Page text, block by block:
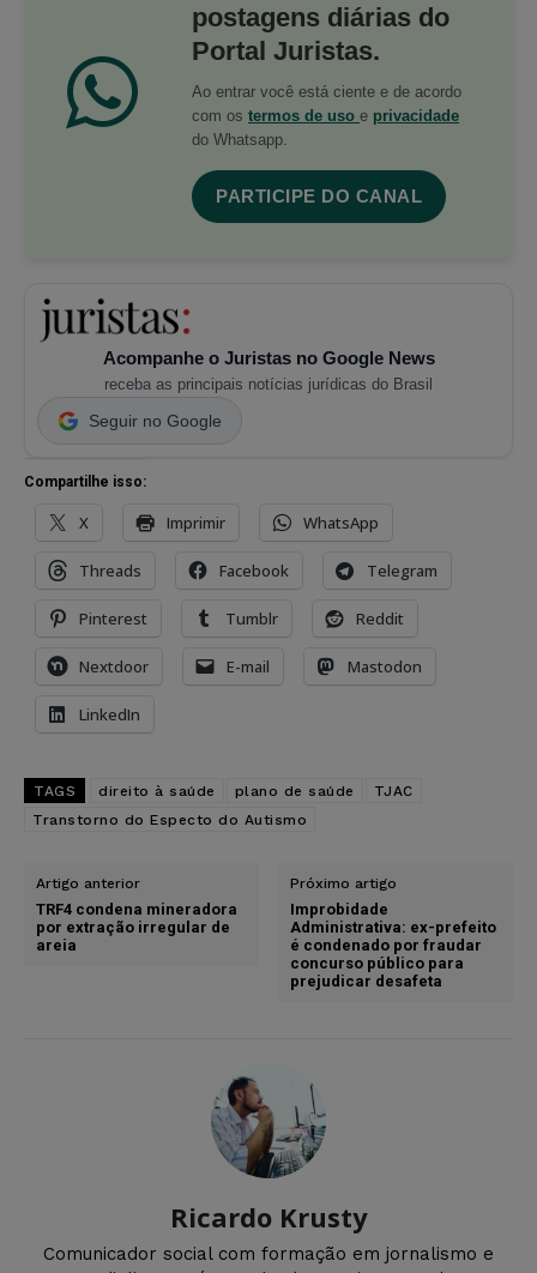
postagens diárias do
Portal Juristas.
Ao entrar você está ciente e de acordo
com os termos de uso e privacidade
do Whatsapp.
PARTICIPE DO CANAL
Acompanhe o Juristas no Google News
receba as principais notícias jurídicas do Brasil
Seguir no Google
Compartilhe isso:
X Imprimir WhatsApp
Threads Facebook Telegram
Pinterest Tumblr Reddit
Nextdoor E-mail Mastodon
LinkedIn
TAGS direito à saúde plano de saúde
TJAC
Transtorno do Especto do Autismo
Artigo anterior
TRF4 condena mineradora
por extração irregular de
areia
Próximo artigo
Improbidade
Administrativa: ex-prefeito
é condenado por fraudar
concurso público para
prejudicar desafeta
Ricardo Krusty
Comunicador social com formação em jornalismo e